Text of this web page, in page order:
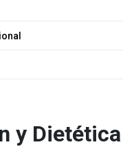
y Dietética